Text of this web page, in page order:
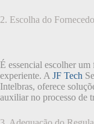
2. Escolha do
É essencial escolher um
experiente. A JF Tech
Intelbras, oferece
auxiliar no processo de